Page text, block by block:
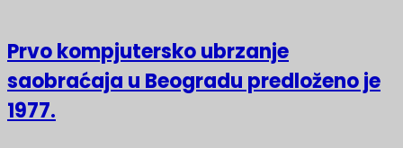
Prvo kompjutersko ubrzanje
saobraćaja u Beogradu predloženo je
1977.